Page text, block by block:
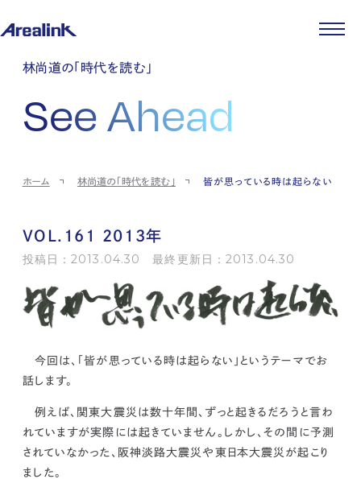
企業情報
企業理念
会社概要
コーポレートガバナンス
ストレージ事業
パートナー制度
土地権利整備事業
IR情報
IRカレンダー
IRポリシー
ストレージ室数実績
個人投資家の皆様へ
よくある質問・用語集
IRメール登録
ニュース
商品情報
先輩社員インタビュー
中途採用
kur
asul
土地活用
エリアリンクグループ ジャパントランクル
シー
情報セキュリティ・DX方針及び戦略 サイトマップ
©2025 AREALINK.
林尚道の「時代を読む」
See Ahead
ホーム 林尚道の「時代を読む」 皆が思っている時は起らない
VOL.161 2013年
投稿日：2013.04.30 最終更新日：2013.04.30
今回は、「皆が思っている時は起らない」というテーマでお
話します。
例えば、関東大震災は数十年間、ずっと起きるだろうと言わ
れていますが実際には起きていません。しかし、その間に予測
されていなかった、阪神淡路大震災や東日本大震災が起こり
ました。